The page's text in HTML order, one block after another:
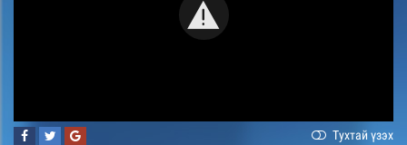
Тухтай үзэх